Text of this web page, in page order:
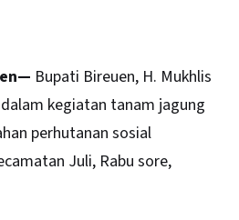
Bupati Bireuen, H. Mukhlis
kegiatan tanam jagung
perhutanan sosial
Juli, Rabu sore,